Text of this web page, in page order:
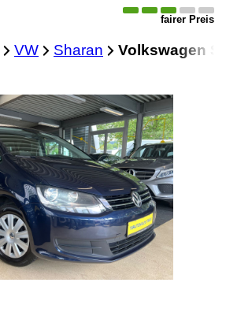
fairer Preis
VW Sharan Volkswagen